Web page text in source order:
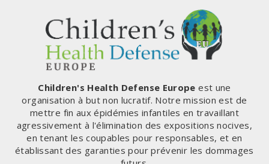
Children's Health Defense Europe est une
organisation à but non lucratif. Notre mission est de
mettre fin aux épidémies infantiles en travaillant
agressivement à l'élimination des expositions nocives,
en tenant les coupables pour responsables, et en
établissant des garanties pour prévenir les dommages